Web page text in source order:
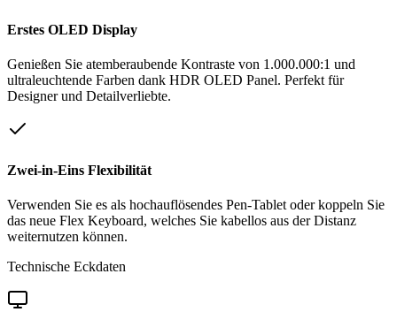
Erstes OLED Display
Genießen Sie atemberaubende Kontraste von 1.000.000:1 und
ultraleuchtende Farben dank HDR OLED Panel. Perfekt für
Designer und Detailverliebte.
Zwei-in-Eins Flexibilität
Verwenden Sie es als hochauflösendes Pen-Tablet oder koppeln Sie
das neue Flex Keyboard, welches Sie kabellos aus der Distanz
weiternutzen können.
Technische Eckdaten